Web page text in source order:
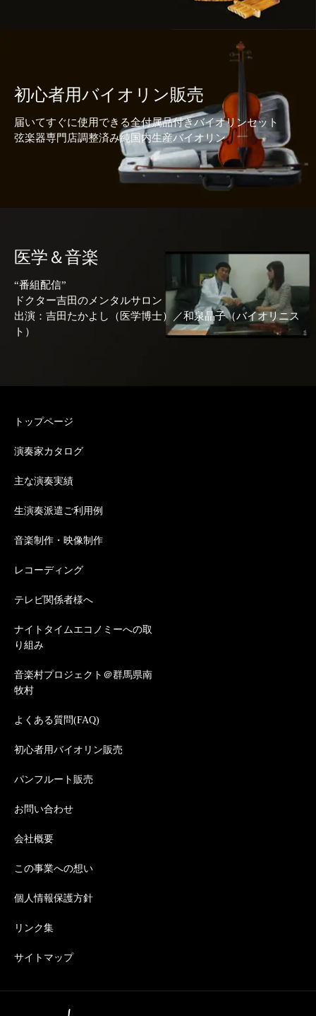
初心者用バイオリン販売
届いてすぐに使用できる全付属品付きバイオリンセット
弦楽器専門店調整済み純国内生産バイオリン
医学＆音楽
“番組配信”
ドクター吉田のメンタルサロン
出演：吉田たかよし（医学博士）／和泉晶子（バイオリニス
ト）
トップページ
演奏家カタログ
主な演奏実績
生演奏派遣ご利用例
音楽制作・映像制作
レコーディング
テレビ関係者様へ
ナイトタイムエコノミーへの取
り組み
音楽村プロジェクト＠群馬県南
牧村
よくある質問(FAQ)
初心者用バイオリン販売
パンフルート販売
お問い合わせ
会社概要
この事業への想い
個人情報保護方針
リンク集
サイトマップ